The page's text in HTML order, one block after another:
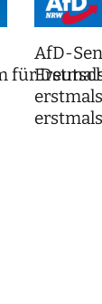
für
AfD-